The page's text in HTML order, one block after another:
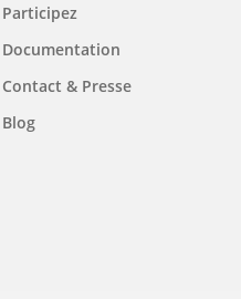
Participez
Documentation
Contact & Presse
Blog